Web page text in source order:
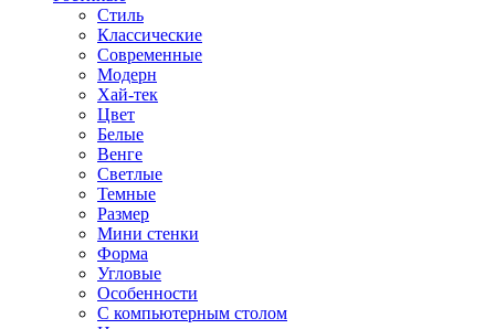
Стиль
Классические
Современные
Модерн
Хай-тек
Цвет
Белые
Венге
Светлые
Темные
Размер
Мини стенки
Форма
Угловые
Особенности
С компьютерным столом